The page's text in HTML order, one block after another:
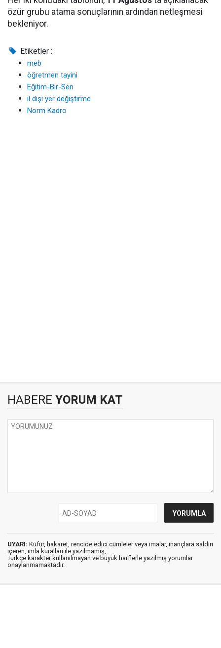
özür grubu atama sonuçlarının ardından netleşmesi
bekleniyor.
Etiketler :
meb
öğretmen tayini
Eğitim-Bir-Sen
il dışı yer değiştirme
Norm Kadro
HABERE YORUM KAT
UYARI: Küfür, hakaret, rencide edici cümleler veya imalar, inançlara saldırı
içeren, imla kuralları ile yazılmamış,
Türkçe karakter kullanılmayan ve büyük harflerle yazılmış yorumlar
onaylanmamaktadır.